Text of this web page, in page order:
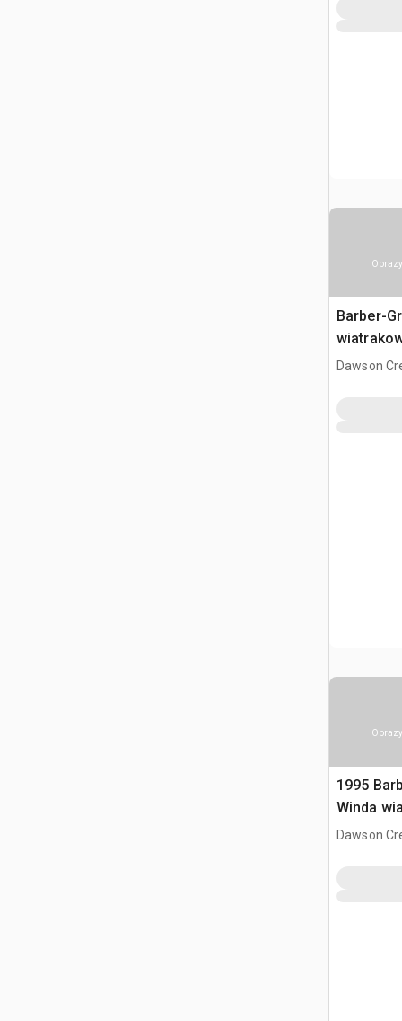
Barber-
Dawson
1995
Winda
Dawson